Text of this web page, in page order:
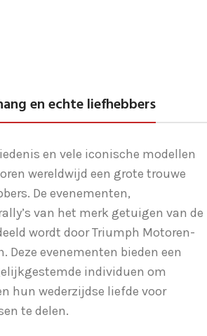
en echte liefhebbers
en vele iconische modellen
wereldwijd een grote trouwe
De evenementen,
van het merk getuigen van de
wordt door Triumph Motoren-
evenementen bieden een
individuen om
hun wederzijdse liefde voor
te delen.